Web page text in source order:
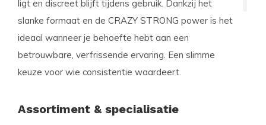
ligt en discreet blijft tijdens gebruik. Dankzij het
slanke formaat en de CRAZY STRONG power is het
ideaal wanneer je behoefte hebt aan een
betrouwbare, verfrissende ervaring. Een slimme
keuze voor wie consistentie waardeert.
Assortiment & specialisatie